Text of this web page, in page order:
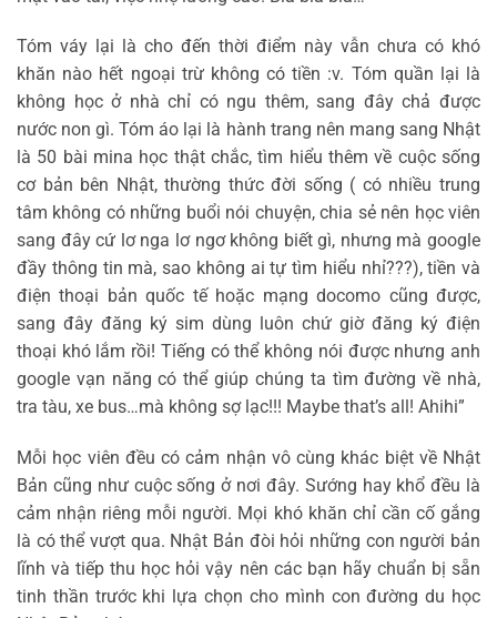
Tóm váy lại là cho đến thời điểm này vẫn chưa có khó
khăn nào hết ngoại trừ không có tiền :v. Tóm quần lại là
không học ở nhà chỉ có ngu thêm, sang đây chả được
nước non gì. Tóm áo lại là hành trang nên mang sang Nhật
là 50 bài mina học thật chắc, tìm hiểu thêm về cuộc sống
cơ bản bên Nhật, thường thức đời sống ( có nhiều trung
tâm không có những buổi nói chuyện, chia sẻ nên học viên
sang đây cứ lơ nga lơ ngơ không biết gì, nhưng mà google
đầy thông tin mà, sao không ai tự tìm hiểu nhỉ???), tiền và
điện thoại bản quốc tế hoặc mạng docomo cũng được,
sang đây đăng ký sim dùng luôn chứ giờ đăng ký điện
thoại khó lắm rồi! Tiếng có thể không nói được nhưng anh
google vạn năng có thể giúp chúng ta tìm đường về nhà,
tra tàu, xe bus…mà không sợ lạc!!! Maybe that’s all! Ahihi”
Mỗi học viên đều có cảm nhận vô cùng khác biệt về Nhật
Bản cũng như cuộc sống ở nơi đây. Sướng hay khổ đều là
cảm nhận riêng mỗi người. Mọi khó khăn chỉ cần cố gắng
là có thể vượt qua. Nhật Bản đòi hỏi những con người bản
lĩnh và tiếp thu học hỏi vậy nên các bạn hãy chuẩn bị sẵn
tinh thần trước khi lựa chọn cho mình con đường du học